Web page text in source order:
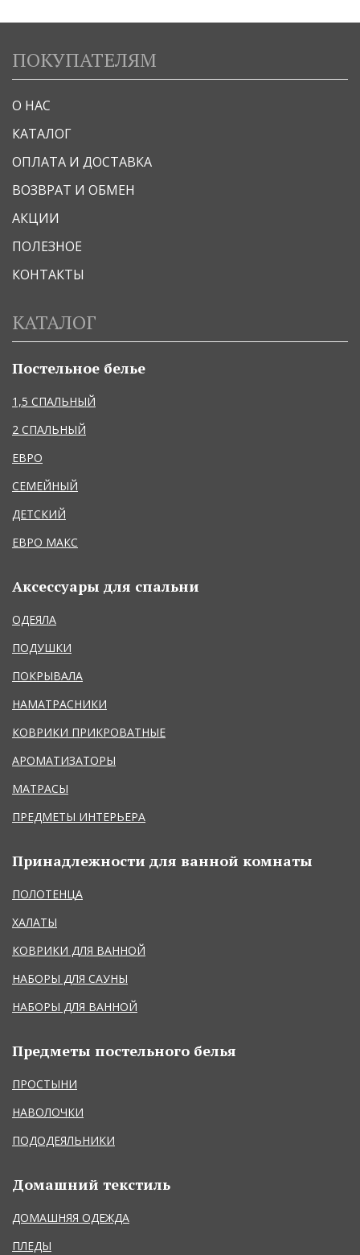
ПОКУПАТЕЛЯМ
О НАС
КАТАЛОГ
ОПЛАТА И ДОСТАВКА
ВОЗВРАТ И ОБМЕН
АКЦИИ
ПОЛЕЗНОЕ
КОНТАКТЫ
КАТАЛОГ
Постельное белье
1,5 СПАЛЬНЫЙ
2 СПАЛЬНЫЙ
ЕВРО
СЕМЕЙНЫЙ
ДЕТСКИЙ
ЕВРО МАКС
Аксессуары для спальни
ОДЕЯЛА
ПОДУШКИ
ПОКРЫВАЛА
НАМАТРАСНИКИ
КОВРИКИ ПРИКРОВАТНЫЕ
АРОМАТИЗАТОРЫ
МАТРАСЫ
ПРЕДМЕТЫ ИНТЕРЬЕРА
Принадлежности для ванной комнаты
ПОЛОТЕНЦА
ХАЛАТЫ
КОВРИКИ ДЛЯ ВАННОЙ
НАБОРЫ ДЛЯ САУНЫ
НАБОРЫ ДЛЯ ВАННОЙ
Предметы постельного белья
ПРОСТЫНИ
НАВОЛОЧКИ
ПОДОДЕЯЛЬНИКИ
Домашний текстиль
ДОМАШНЯЯ ОДЕЖДА
ПЛЕДЫ